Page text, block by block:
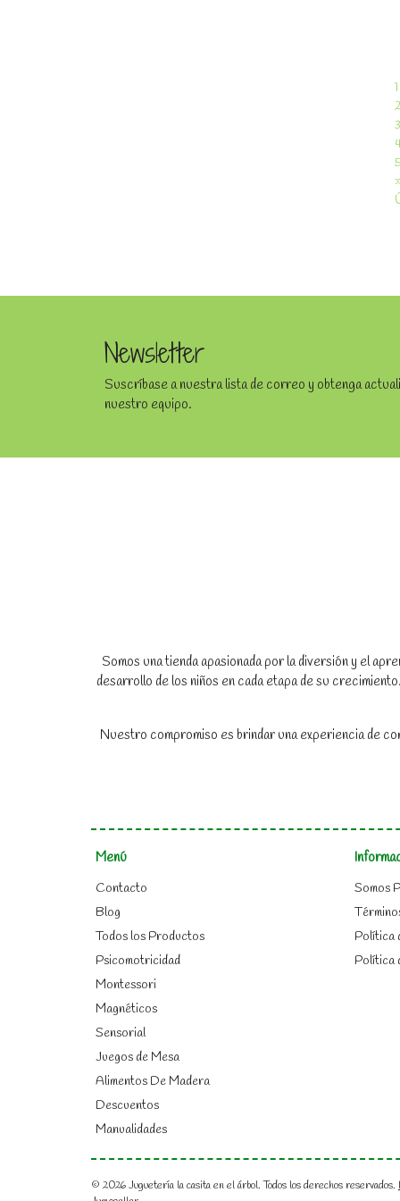
1
3
Newsletter
Suscríbase a nuestra lista de correo y obtenga
nuestro equipo.
Somos una tienda apasionada por la diversión y el
desarrollo de los niños en cada etapa de su
Nuestro compromiso es brindar una experiencia de
Menú
Contacto
Blog
Todos los Productos
Psicomotricidad
Montessori
Magnéticos
Sensorial
Juegos de Mesa
Alimentos De Madera
Descuentos
Manualidades
Somos
Política
Política
© 2026 Juguetería la casita en el árbol. Todos los derechos reservados.